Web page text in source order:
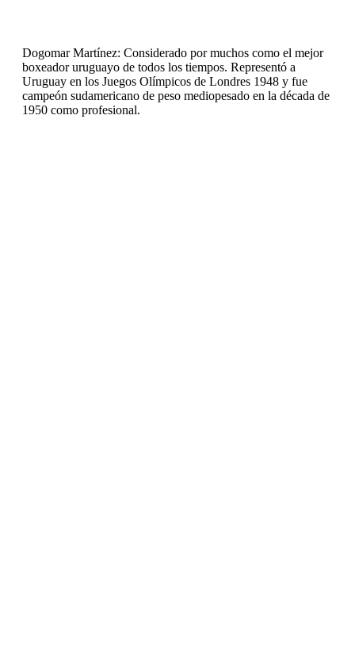
Dogomar Martínez: Considerado por muchos como el mejor
boxeador uruguayo de todos los tiempos. Representó a
Uruguay en los Juegos Olímpicos de Londres 1948 y fue
campeón sudamericano de peso mediopesado en la década de
1950 como profesional.